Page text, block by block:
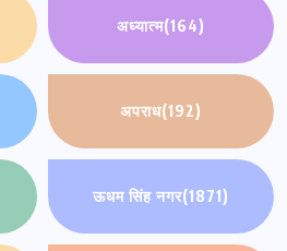
अध्यात्म(164)
अपराध(192)
ऊधम सिंह नगर(1871)